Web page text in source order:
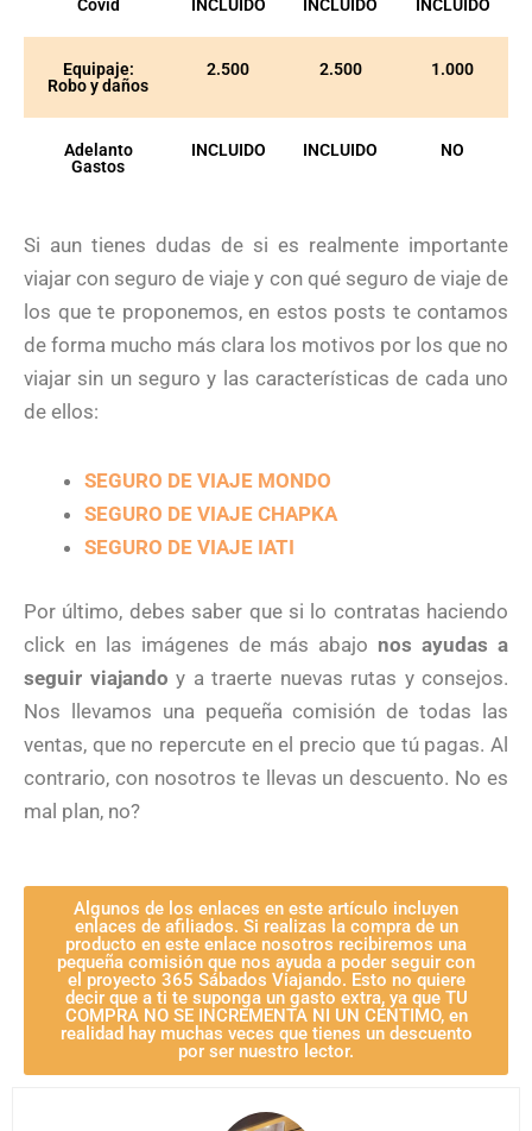
Covid INCLUIDO INCLUIDO INCLUIDO
Equipaje:
Robo y daños
2.500 2.500 1.000
Adelanto
Gastos
INCLUIDO INCLUIDO NO
Si aun tienes dudas de si es realmente importante
viajar con seguro de viaje y con qué seguro de viaje de
los que te proponemos, en estos posts te contamos
de forma mucho más clara los motivos por los que no
viajar sin un seguro y las características de cada uno
de ellos:
SEGURO DE VIAJE MONDO
SEGURO DE VIAJE CHAPKA
SEGURO DE VIAJE IATI
Por último, debes saber que si lo contratas haciendo
click en las imágenes de más abajo nos ayudas a
seguir viajando y a traerte nuevas rutas y consejos.
Nos llevamos una pequeña comisión de todas las
ventas, que no repercute en el precio que tú pagas. Al
contrario, con nosotros te llevas un descuento. No es
mal plan, no?
Algunos de los enlaces en este artículo incluyen
enlaces de afiliados. Si realizas la compra de un
producto en este enlace nosotros recibiremos una
pequeña comisión que nos ayuda a poder seguir con
el proyecto 365 Sábados Viajando. Esto no quiere
decir que a ti te suponga un gasto extra, ya que TU
COMPRA NO SE INCREMENTA NI UN CÉNTIMO, en
realidad hay muchas veces que tienes un descuento
por ser nuestro lector.